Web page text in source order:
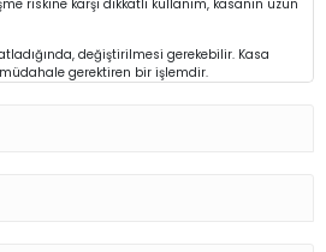
riskine karşı dikkatli kullanım, kasanın uzun
değiştirilmesi gerekebilir. Kasa
gerektiren bir işlemdir.